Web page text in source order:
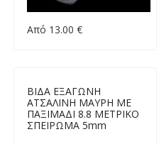
Από 13.00 €
ΒΙΔΑ ΕΞΑΓΩΝΗ
ΑΤΣΑΛΙΝΗ ΜΑΥΡΗ ΜΕ
ΠΑΞΙΜΑΔΙ 8.8 ΜΕΤΡΙΚΟ
ΣΠΕΙΡΩΜΑ 5mm